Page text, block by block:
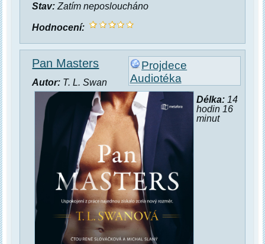
Stav: Zatím neposloucháno
Hodnocení:
Projdece
Audiotéka
Pan Masters
Autor: T. L. Swan
Délka:14
hodin 16
minut